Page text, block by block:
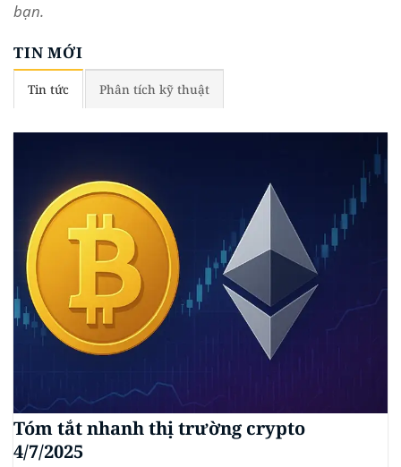
bạn.
TIN MỚI
Tin tức Phân tích kỹ thuật
Tóm tắt nhanh thị trường crypto
4/7/2025